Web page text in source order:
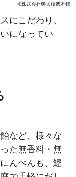
©株式会社榮太樓總本鋪
にこだわり、
になってい
など、様々な
た無香料・無
んべんも、鰹